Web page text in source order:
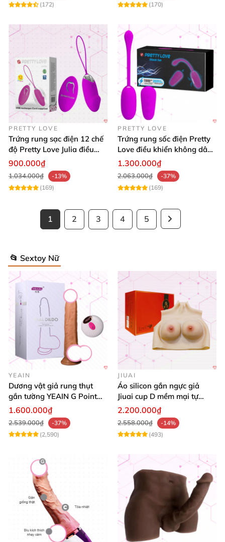
(172)
(170)
PRETTY LOVE
Trứng rung sạc điện 12 chế
độ Pretty Love Julia điều
khiển từ xa
900.000₫
1.034.000₫
-13%
(169)
PRETTY LOVE
Trứng rung sốc điện Pretty
Love điều khiển không dây
sang trọng kích thích
1.300.000₫
2.063.000₫
-37%
(169)
1 2 3 4 5
📂 Sextoy Nữ
YEAIN
Dương vật giả rung thụt
gắn tường YEAIN G Point
tỏa nhiệt điều khiển từ xa
1.600.000₫
2.539.000₫
-37%
(2,590)
JIUAI
Áo silicon gắn ngực giả
Jiuai cup D mềm mại tự
nhiên đẹp
2.200.000₫
2.558.000₫
-14%
(493)